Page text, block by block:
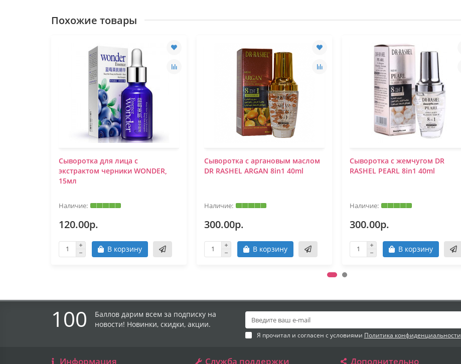
Похожие товары
Сыворотка для лица с
экстрактом черники WONDER,
15мл
120.00р.
В корзину
Сыворотка с аргановым маслом
DR RASHEL ARGAN 8in1 40ml
300.00р.
В корзину
Сыворотка с жемчугом DR
RASHEL PEARL 8in1 40ml
300.00р.
В корзину
100
Баллов дарим всем за подписку на
новости! Новинки, скидки, акции.
Я прочитал и согласен с условиями Политика конфиденциальности
Информация Служба поддержки Дополнительно